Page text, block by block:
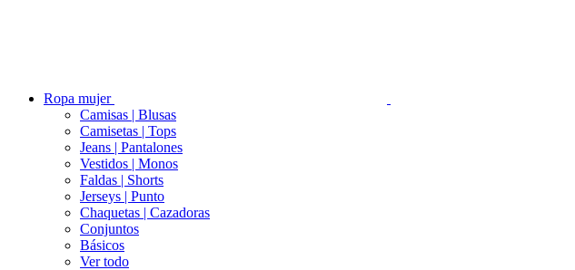
Ropa mujer
Camisas | Blusas
Camisetas | Tops
Jeans | Pantalones
Vestidos | Monos
Faldas | Shorts
Jerseys | Punto
Chaquetas | Cazadoras
Conjuntos
Básicos
Ver todo